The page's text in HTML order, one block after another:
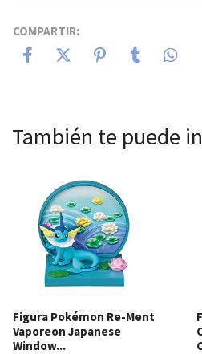
COMPARTIR:
También te puede
Figura Pokémon Re-Ment
Vaporeon Japanese
Window...